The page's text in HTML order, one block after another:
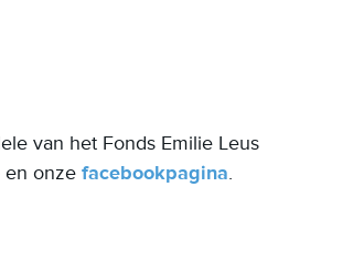
van het Fonds Emilie Leus
en onze facebookpagina.